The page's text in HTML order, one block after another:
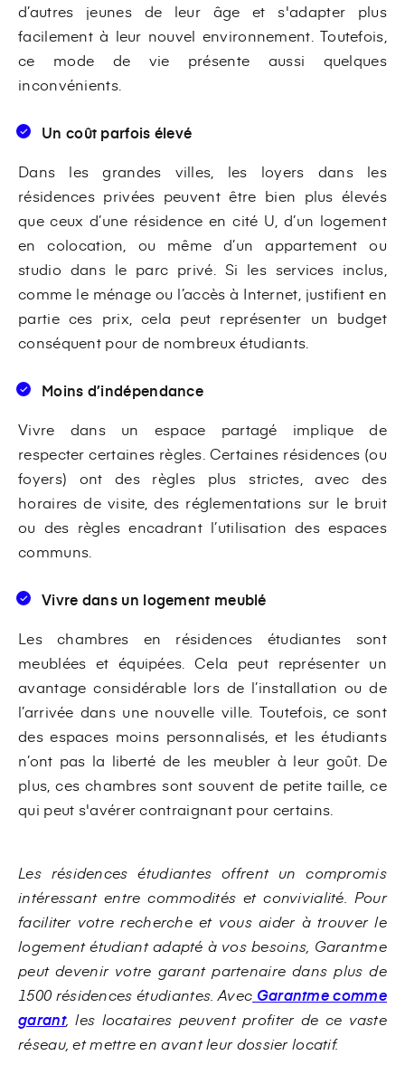
d’autres jeunes de leur âge et s'adapter plus
facilement à leur nouvel environnement. Toutefois,
ce mode de vie présente aussi quelques
inconvénients.
Un coût parfois élevé
Dans les grandes villes, les loyers dans les
résidences privées peuvent être bien plus élevés
que ceux d’une résidence en cité U, d’un logement
en colocation, ou même d’un appartement ou
studio dans le parc privé. Si les services inclus,
comme le ménage ou l’accès à Internet, justifient en
partie ces prix, cela peut représenter un budget
conséquent pour de nombreux étudiants.
Moins d’indépendance
Vivre dans un espace partagé implique de
respecter certaines règles. Certaines résidences (ou
foyers) ont des règles plus strictes, avec des
horaires de visite, des réglementations sur le bruit
ou des règles encadrant l’utilisation des espaces
communs.
Vivre dans un logement meublé
Les chambres en résidences étudiantes sont
meublées et équipées. Cela peut représenter un
avantage considérable lors de l’installation ou de
l’arrivée dans une nouvelle ville. Toutefois, ce sont
des espaces moins personnalisés, et les étudiants
n’ont pas la liberté de les meubler à leur goût. De
plus, ces chambres sont souvent de petite taille, ce
qui peut s'avérer contraignant pour certains.
Les résidences étudiantes offrent un compromis
intéressant entre commodités et convivialité. Pour
faciliter votre recherche et vous aider à trouver le
logement étudiant adapté à vos besoins, Garantme
peut devenir votre garant partenaire dans plus de
1500 résidences étudiantes. Avec Garantme comme
garant, les locataires peuvent profiter de ce vaste
réseau, et mettre en avant leur dossier locatif.